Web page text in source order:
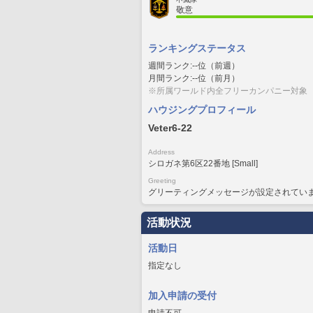
敬意
ランキングステータス
週間ランク:--位（前週）
月間ランク:--位（前月）
※所属ワールド内全フリーカンパニー対象
ハウジングプロフィール
Veter6-22
Address
シロガネ第6区22番地 [Small]
Greeting
グリーティングメッセージが設定されてい
活動状況
活動日
指定なし
加入申請の受付